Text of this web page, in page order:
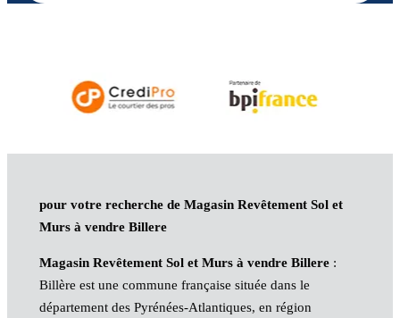
pour votre recherche de Magasin Revêtement Sol et
Murs à vendre Billere
Magasin Revêtement Sol et Murs à vendre Billere:
Billère est une commune française située dans le
département des Pyrénées-Atlantiques, en région